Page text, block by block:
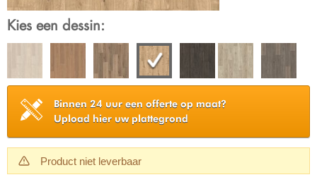
Kies een dessin:
Binnen 24 uur een offerte op maat?
Upload hier uw plattegrond
Product niet leverbaar